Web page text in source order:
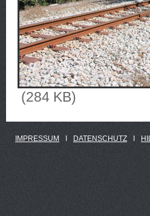
(284 KB)
IMPRESSUM DATENSCHUTZ